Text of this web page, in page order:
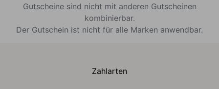
Gutscheine sind nicht mit anderen Gutscheinen
kombinierbar.
Der Gutschein ist nicht für alle Marken anwendbar.
Zahlarten